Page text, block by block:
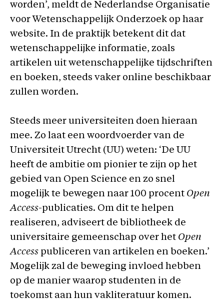
worden’, meldt de Nederlandse Organisatie
voor Wetenschappelijk Onderzoek op haar
website. In de praktijk betekent dit dat
wetenschappelijke informatie, zoals
artikelen uit wetenschappelijke tijdschriften
en boeken, steeds vaker online beschikbaar
zullen worden.
Steeds meer universiteiten doen hieraan
mee. Zo laat een woordvoerder van de
Universiteit Utrecht (UU) weten: ‘De UU
heeft de ambitie om pionier te zijn op het
gebied van Open Science en zo snel
mogelijk te bewegen naar 100 procent Open
Access-publicaties. Om dit te helpen
realiseren, adviseert de bibliotheek de
universitaire gemeenschap over het Open
Access publiceren van artikelen en boeken.’
Mogelijk zal de beweging invloed hebben
op de manier waarop studenten in de
toekomst aan hun vakliteratuur komen.